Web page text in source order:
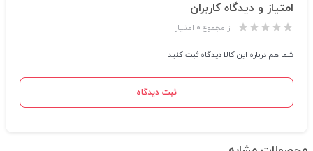
امتیاز و دیدگاه کاربران
از مجموع ۰ امتیاز
شما هم درباره این کالا دیدگاه ثبت کنید
ثبت دیدگاه